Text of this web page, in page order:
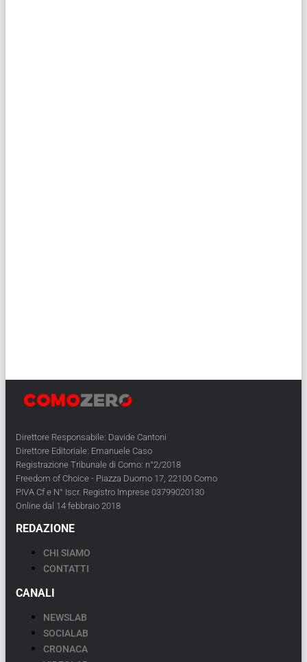
Direttore Responsabile: Davide Cantoni
Direttore Editoriale: Emanuele Caso
Registrazione Tribunale di Como: n°2/2018
Freedom of Choice - Piazza Duomo 17, 22100 Como
PIVA Cf e N° Iscr. Registro Imprese 03799020130
Online dal 14 febbraio 2018
REDAZIONE
CHI SIAMO
CONTATTI
CANALI
NEWSLAB
SOCIALAB
CRONACA